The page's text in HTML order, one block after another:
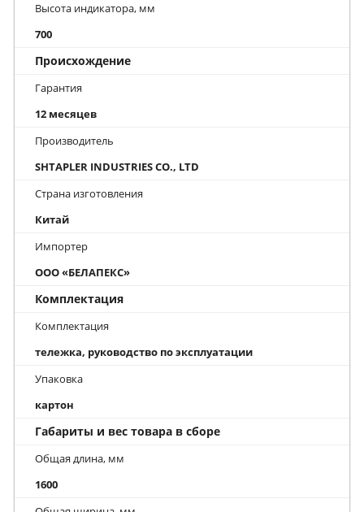
Высота индикатора, мм
700
Происхождение
Гарантия
12 месяцев
Производитель
SHTAPLER INDUSTRIES CO., LTD
Страна изготовления
Китай
Импортер
ООО «БЕЛАПЕКС»
Комплектация
Комплектация
тележка, руководство по эксплуатации
Упаковка
картон
Габариты и вес товара в сборе
Общая длина, мм
1600